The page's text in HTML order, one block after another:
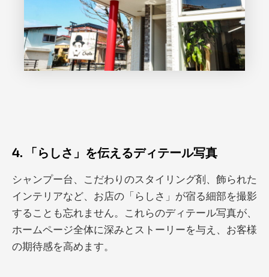
4. 「らしさ」を伝えるディテール写真
シャンプー台、こだわりのスタイリング剤、飾られた
インテリアなど、お店の「らしさ」が宿る細部を撮影
することも忘れません。これらのディテール写真が、
ホームページ全体に深みとストーリーを与え、お客様
の期待感を高めます。